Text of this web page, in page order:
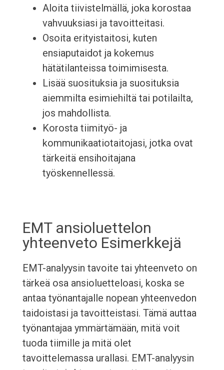
Aloita tiivistelmällä, joka korostaa
vahvuuksiasi ja tavoitteitasi.
Osoita erityistaitosi, kuten
ensiaputaidot ja kokemus
hätätilanteissa toimimisesta.
Lisää suosituksia ja suosituksia
aiemmilta esimiehiltä tai potilailta,
jos mahdollista.
Korosta tiimityö- ja
kommunikaatiotaitojasi, jotka ovat
tärkeitä ensihoitajana
työskennellessä.
EMT ansioluettelon
yhteenveto Esimerkkejä
EMT-analyysin tavoite tai yhteenveto on
tärkeä osa ansioluetteloasi, koska se
antaa työnantajalle nopean yhteenvedon
taidoistasi ja tavoitteistasi. Tämä auttaa
työnantajaa ymmärtämään, mitä voit
tuoda tiimille ja mitä olet
tavoittelemassa urallasi. EMT-analyysin